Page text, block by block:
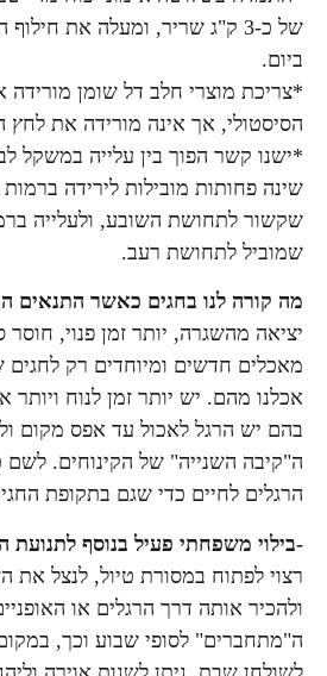
ביום.
*צריכת מוצרי חלב דל שומן
הסיסטולי, אך אינה מורידה את לחץ
*ישנו קשר הפוך בין עלייה במשקל
שינה פחותות מובילות לירידה ברמות
שקשור לתחושת השובע, ולעלייה
שמוביל לתחושת רעב.
מה קורה לנו בחגים כאשר התנאים
יציאה מהשגרה, יותר זמן פנוי,
מאכלים חדשים ומיוחדים רק
אכלנו מהם. יש יותר זמן לנוח
בהם יש הרגל לאכול עד אפס מקום
ה"קיבה השנייה" של הקינוחים.
הרגלים לחיים כדי שגם בתקופת
-בילוי משפחתי פעיל בנוסף לתנועת
רצוי לפתוח במסורת טיול, לנצל את
ולהכיר אותה דרך הרגלים או
ה"מתחברים" לסופי שבוע וכך,